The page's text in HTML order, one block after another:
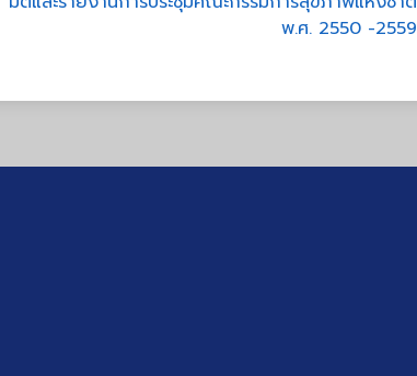
พ.ศ. 2550 -2559